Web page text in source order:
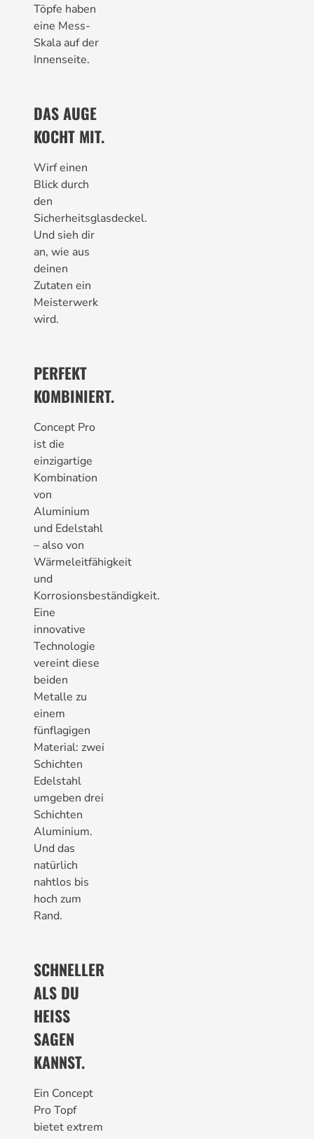
Töpfe haben
eine Mess-
Skala auf der
Innenseite.
DAS AUGE
KOCHT MIT.
Wirf einen
Blick durch
den
Sicherheitsglasdeckel.
Und sieh dir
an, wie aus
deinen
Zutaten ein
Meisterwerk
wird.
PERFEKT
KOMBINIERT.
Concept Pro
ist die
einzigartige
Kombination
von
Aluminium
und Edelstahl
– also von
Wärmeleitfähigkeit
und
Korrosionsbeständigkeit.
Eine
innovative
Technologie
vereint diese
beiden
Metalle zu
einem
fünflagigen
Material: zwei
Schichten
Edelstahl
umgeben drei
Schichten
Aluminium.
Und das
natürlich
nahtlos bis
hoch zum
Rand.
SCHNELLER
ALS DU
HEISS
SAGEN
KANNST.
Ein Concept
Pro Topf
bietet extrem